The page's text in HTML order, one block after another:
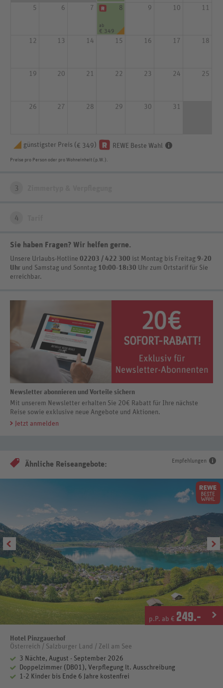
5 6 7 8
ab
€ 349
9 10 11
12 13 14 15 16 17 18
19 20 21 22 23 24 25
26 27 28 29 30 31
günstigster Preis ( € 349 ) REWE Beste Wahl
Preise pro Person oder pro Wohneinheit (p.W.).
3
4
Sie haben Fragen? Wir helfen gerne.
Unsere Urlaubs-Hotline 02203 / 422 300 ist Montag bis Freitag 9-20
Uhr und Samstag und Sonntag 10:00-18:30 Uhr zum Ortstarif für Sie
erreichbar.
Newsletter abonnieren und Vorteile sichern
Mit unserem Newsletter erhalten Sie 20€ Rabatt für Ihre nächste
Reise sowie exklusive neue Angebote und Aktionen.
Jetzt anmelden
Empfehlungen
Ähnliche Reiseangebote:
p.P. ab € 249.-
Hotel Pinzgauerhof
Österreich / Salzburger Land / Zell am See
3 Nächte, August - September 2026
Doppelzimmer (DB01), Verpflegung lt. Ausschreibung
1-2 Kinder bis Ende 6 Jahre kostenfrei